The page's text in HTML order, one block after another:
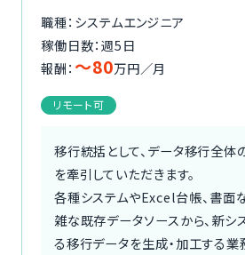
法人の方
職種：システムエンジニア
稼働日数：週5日
報酬： 〜80万円／月
リモート可
移行統括として、データ移行全体
を牽引していただきます。
各種システムやExcel台帳、書面
雑な既存データソースから、新シ
る移行データを生成・加工する業